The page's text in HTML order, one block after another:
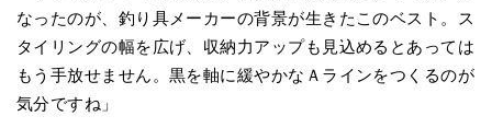
なったのが、釣り具メーカーの背景が生きたこのベスト。ス
タイリングの幅を広げ、収納力アップも見込めるとあっては
もう手放せません。黒を軸に緩やかなＡラインをつくるのが
気分ですね」